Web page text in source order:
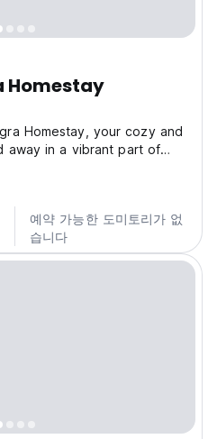
Homestay
Homestay, your cozy and
away in a vibrant part of
to explore the
Imagine stepping out
예약 가능한 도미토리가 없
습니다